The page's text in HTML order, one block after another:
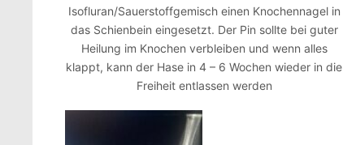
Isofluran/Sauerstoffgemisch einen Knochennagel in
das Schienbein eingesetzt. Der Pin sollte bei guter
Heilung im Knochen verbleiben und wenn alles
klappt, kann der Hase in 4 – 6 Wochen wieder in die
Freiheit entlassen werden